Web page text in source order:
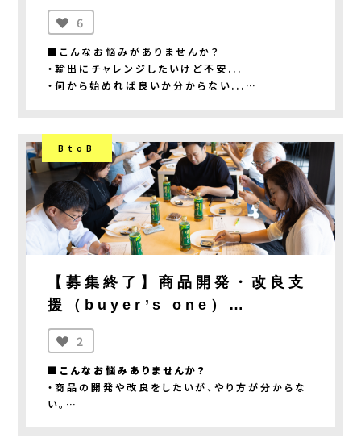
・本取り組みのマッチングにより売上が100万円以
上発生した商品が63件発生 ※注2
・マッチングにより2億3778万円以上の売上効果
※注2
詳細は募集資料をダウンロードのうえ、ご確認くだ
さい。
■審査会日程
2026年9月15日（火）
■対象品目
食品・・・加工品（加工食品、調味料、スイーツ、飲
料・酒類等）
※加工品のみの受付となります。（1次産品は対象
外）
一般価格：1商品目27,500円、2商品目16,500
円
商工会員特別価格：1商品目11,000円、2商品目
「All Japan Specialties
Gala 2026」
「FOODEX JAPAN 2027全
国連ブース」出展者募集
6
■こんなお悩みがありませんか？
・輸出にチャレンジしたいけど不安...
・何から始めれば良いか分からない...
■本事業なら解決できます！
・駐日大使館や領事館と商談のチャンス！
・約100カ国の外国公館が参加予定！
・日本国内に拠点のある輸出企業と商談！
・ネットワークを活かして事前マッチングのうえ商
談！
■日程
募集期間：6/15(月) ～ 7/15(水)17時まで
出展審査：7月下旬
①All Japan specialties Gala 2026
日時：10/7(水)13:00～19:30
場所：東京プリンスホテル2階 鳳凰の間
出展料：無料
※旅費、送料や仮設電源工事費、電気使用量等は
BtoB
【募集終了】商品開発・改良支
援（buyer’s one）
【募集〆切:6/30(火)17時】
2
■こんなお悩みありませんか？
・商品の開発や改良をしたいが、やり方が分からな
い。